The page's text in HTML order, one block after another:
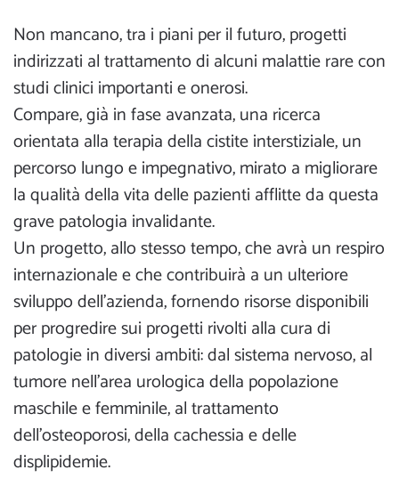
Non mancano, tra i piani per il futuro, progetti
indirizzati al trattamento di alcuni malattie rare con
studi clinici importanti e onerosi.
Compare, già in fase avanzata, una ricerca
orientata alla terapia della cistite interstiziale, un
percorso lungo e impegnativo, mirato a migliorare
la qualità della vita delle pazienti afflitte da questa
grave patologia invalidante.
Un progetto, allo stesso tempo, che avrà un respiro
internazionale e che contribuirà a un ulteriore
sviluppo dell’azienda, fornendo risorse disponibili
per progredire sui progetti rivolti alla cura di
patologie in diversi ambiti: dal sistema nervoso, al
tumore nell’area urologica della popolazione
maschile e femminile, al trattamento
dell’osteoporosi, della cachessia e delle
displipidemie.